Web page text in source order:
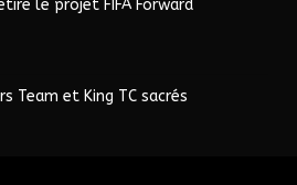
le projet FIFA Forward
Team et King TC sacrés